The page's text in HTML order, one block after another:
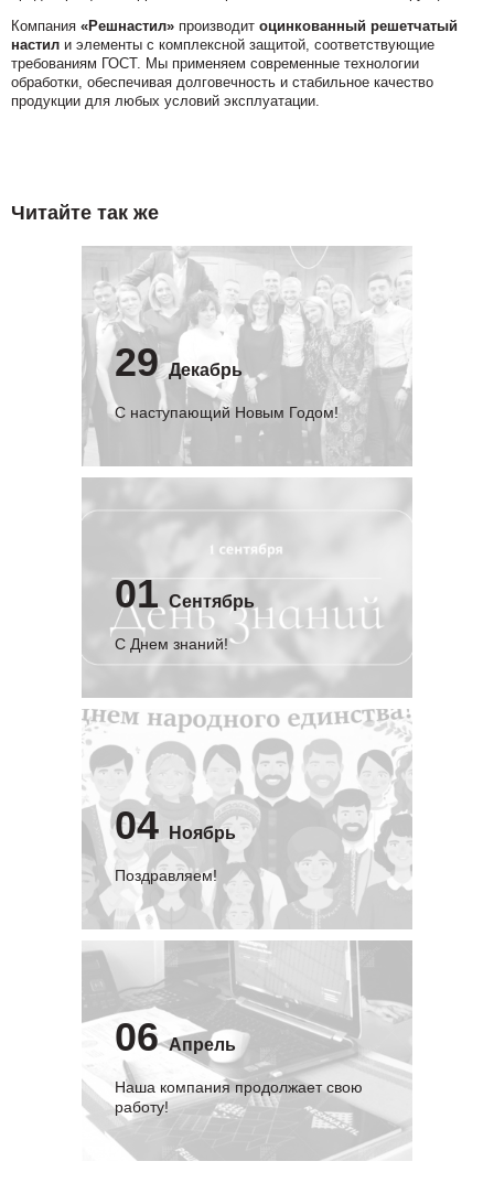
Компания «Решнастил» производит оцинкованный решетчатый
настил и элементы с комплексной защитой, соответствующие
требованиям ГОСТ. Мы применяем современные технологии
обработки, обеспечивая долговечность и стабильное качество
продукции для любых условий эксплуатации.
Читайте так же
29 Декабрь
С наступающий Новым Годом!
01 Сентябрь
C Днем знаний!
04 Ноябрь
Поздравляем!
06 Апрель
Наша компания продолжает свою
работу!